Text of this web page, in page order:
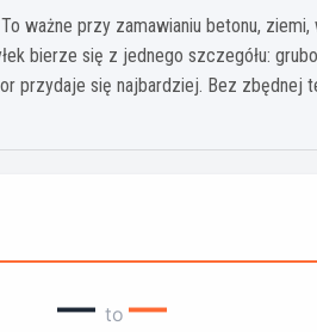
ważne przy zamawianiu betonu,
bierze się z jednego szczegółu:
przydaje się najbardziej. Bez zbędnej
— to —